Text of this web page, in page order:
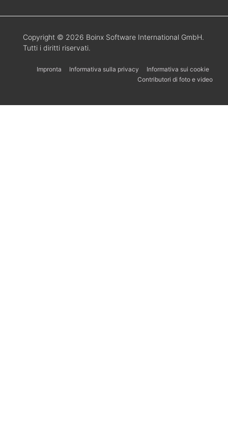
Copyright © 2026 Boinx Software International GmbH.
Tutti i diritti riservati.
Impronta Informativa sulla privacy
Informativa sui cookie
Contributori di foto e video